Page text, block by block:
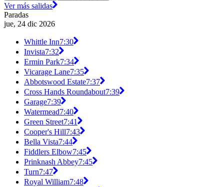
Ver más salidas
Paradas
jue, 24 dic 2026
Whittle Inn7:30
Invista7:32
Ermin Park7:34
Vicarage Lane7:35
Abbotswood Estate7:37
Cross Hands Roundabout7:39
Garage7:39
Watermead7:40
Green Street7:41
Cooper's Hill7:43
Bella Vista7:44
Fiddlers Elbow7:45
Prinknash Abbey7:45
Turn7:47
Royal William7:48